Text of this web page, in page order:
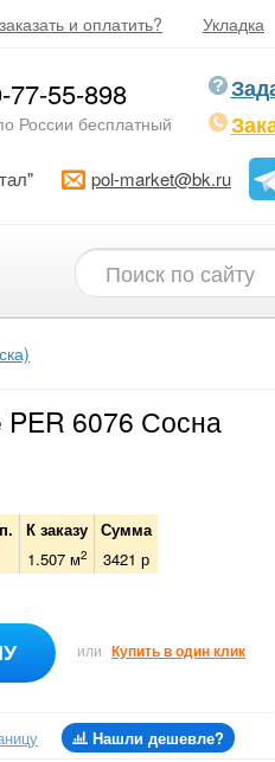
и оплатить? Укладка
77-55-898
России бесплатный
pol-market@bk.ru
6076 Сосна
К заказу Сумма
1.507 м2 3421 р
или Купить в один клик
Нашли дешевле?